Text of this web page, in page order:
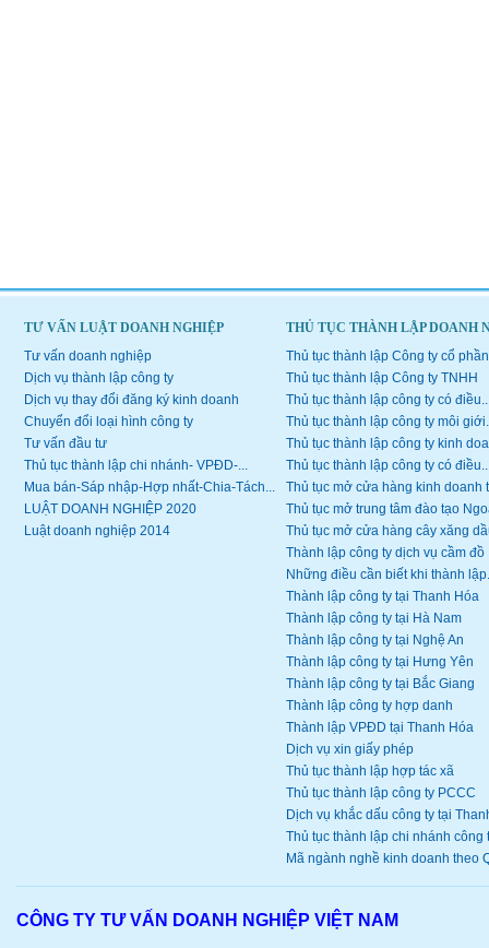
TƯ VẤN LUẬT DOANH NGHIỆP
Tư vấn doanh nghiệp
Dịch vụ thành lập công ty
Dịch vụ thay đổi đăng ký kinh doanh
Chuyển đổi loại hình công ty
Tư vấn đầu tư
Thủ tục thành lập chi nhánh- VPĐD-...
Mua bán-Sáp nhập-Hợp nhất-Chia-Tách...
LUẬT DOANH NGHIỆP 2020
Luật doanh nghiệp 2014
THỦ TỤC THÀNH LẬP DOANH
Thủ tục thành lập Công ty cổ phần
Thủ tục thành lập Công ty TNHH
Thủ tục thành lập công ty có
Thủ tục thành lập công ty môi
Thủ tục thành lập công ty kinh
Thủ tục thành lập công ty có
Thủ tục mở cửa hàng kinh doanh
Thủ tục mở trung tâm đào tạo
Thủ tục mở cửa hàng cây xăng
Thành lập công ty dịch vụ cầm đồ
Những điều cần biết khi thành
Thành lập công ty tại Thanh Hóa
Thành lập công ty tại Hà Nam
Thành lập công ty tại Nghệ An
Thành lập công ty tại Hưng Yên
Thành lập công ty tại Bắc Giang
Thành lập công ty hợp danh
Thành lập VPĐD tại Thanh Hóa
Dịch vụ xin giấy phép
Thủ tục thành lập hợp tác xã
Thủ tục thành lập công ty PCCC
Dịch vụ khắc dấu công ty tại
Thủ tục thành lập chi nhánh công
Mã ngành nghề kinh doanh theo
CÔNG TY TƯ VẤN DOANH NGHIỆP VIỆT NAM